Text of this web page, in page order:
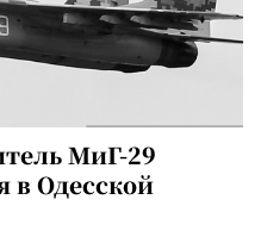
МиГ-29
в Одесской